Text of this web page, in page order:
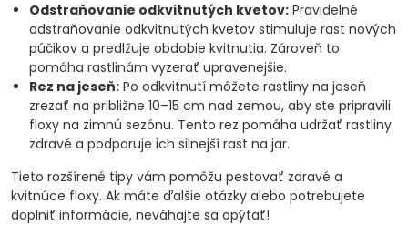
Odstraňovanie odkvitnutých kvetov: Pravidelné
odstraňovanie odkvitnutých kvetov stimuluje rast nových
púčikov a predlžuje obdobie kvitnutia. Zároveň to
pomáha rastlinám vyzerať upravenejšie.
Rez na jeseň: Po odkvitnutí môžete rastliny na jeseň
zrezať na približne 10–15 cm nad zemou, aby ste pripravili
floxy na zimnú sezónu. Tento rez pomáha udržať rastliny
zdravé a podporuje ich silnejší rast na jar.
Tieto rozšírené tipy vám pomôžu pestovať zdravé a
kvitnúce floxy. Ak máte ďalšie otázky alebo potrebujete
doplniť informácie, neváhajte sa opýtať!